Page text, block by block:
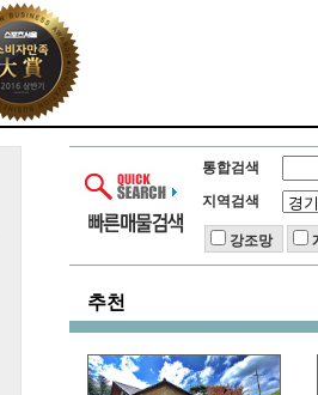
통합검색
지역검색
강조망
추천